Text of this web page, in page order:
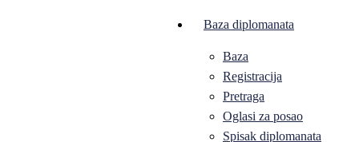
Baza diplomanata
Baza
Registracija
Pretraga
Oglasi za posao
Spisak diplomanata